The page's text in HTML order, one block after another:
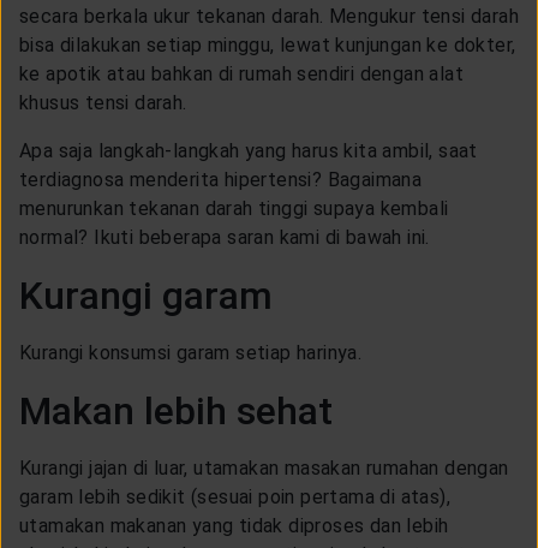
secara berkala ukur tekanan darah. Mengukur tensi darah
bisa dilakukan setiap minggu, lewat kunjungan ke dokter,
ke apotik atau bahkan di rumah sendiri dengan alat
khusus tensi darah.
Apa saja langkah-langkah yang harus kita ambil, saat
terdiagnosa menderita hipertensi? Bagaimana
menurunkan tekanan darah tinggi supaya kembali
normal? Ikuti beberapa saran kami di bawah ini.
Kurangi garam
Kurangi konsumsi garam setiap harinya.
Makan lebih sehat
Kurangi jajan di luar, utamakan masakan rumahan dengan
garam lebih sedikit (sesuai poin pertama di atas),
utamakan makanan yang tidak diproses dan lebih